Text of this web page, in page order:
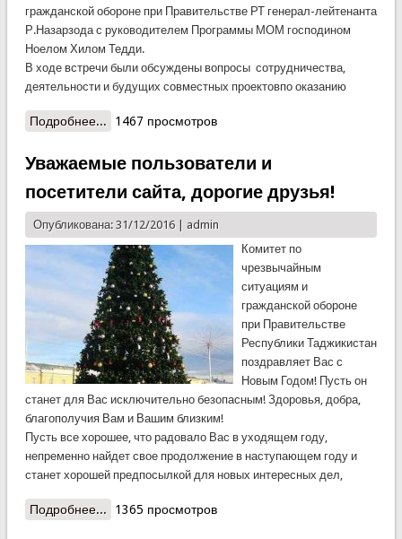
гражданской обороне при Правительстве РТ генерал-лейтенанта
Р.Назарзода с руководителем Программы МОМ господином
Ноелом Хилом Тедди.
В ходе встречи были обсуждены вопросы сотрудничества,
деятельности и будущих совместных проектовпо оказанию
Подробнее... о Инициатива КЧС о создании центров по
1467 просмотров
Уважаемые пользователи и
посетители сайта, дорогие друзья!
Опубликована: 31/12/2016 | admin
Комитет по
чрезвычайным
ситуациям и
гражданской обороне
при Правительстве
Республики Таджикистан
поздравляет Вас с
Новым Годом! Пусть он
станет для Вас исключительно безопасным! Здоровья, добра,
благополучия Вам и Вашим близким!
Пусть все хорошее, что радовало Вас в уходящем году,
непременно найдет свое продолжение в наступающем году и
станет хорошей предпосылкой для новых интересных дел,
Подробнее... о Уважаемые пользователи и посетители сайта,
1365 просмотров